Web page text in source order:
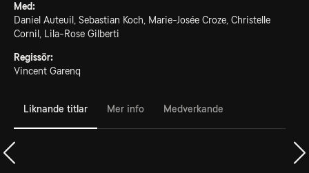
Med:
Daniel Auteuil, Sebastian Koch, Marie-Josée Croze, Christelle
Cornil, Lila-Rose Gilberti
Regissör:
Vincent Garenq
Liknande titlar Mer info Medverkande